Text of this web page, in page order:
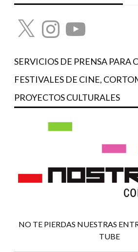
X InstagramYouTube
SERVICIOS DE PRENSA PARA
FESTIVALES DE CINE,
PROYECTOS CULTURALES
NO TE PIERDAS NUESTRAS
TUBE